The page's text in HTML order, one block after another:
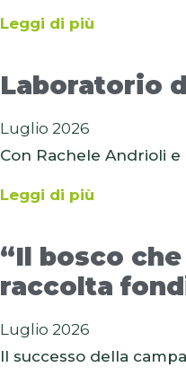
Leggi di più
Laboratorio
Luglio 2026
Con Rachele Andrioli e
Leggi di più
“Il bosco
raccolta
Luglio 2026
Il successo della